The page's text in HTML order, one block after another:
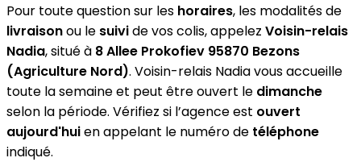
Pour toute question sur les horaires, les modalités de
livraisonou le suivide vos colis, appelez Voisin-relais
Nadia, situé à 8 Allee Prokofiev 95870 Bezons
(Agriculture Nord). Voisin-relais Nadia vous accueille
toute la semaine et peut être ouvert le dimanche
selon la période. Vérifiez si l’agence est ouvert
aujourd'huien appelant le numéro de téléphone
indiqué.